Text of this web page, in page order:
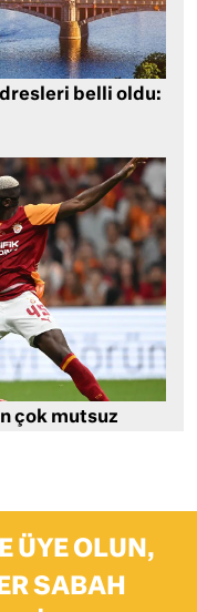
belli oldu:
çok mutsuz
ÜYE OLUN,
SABAH